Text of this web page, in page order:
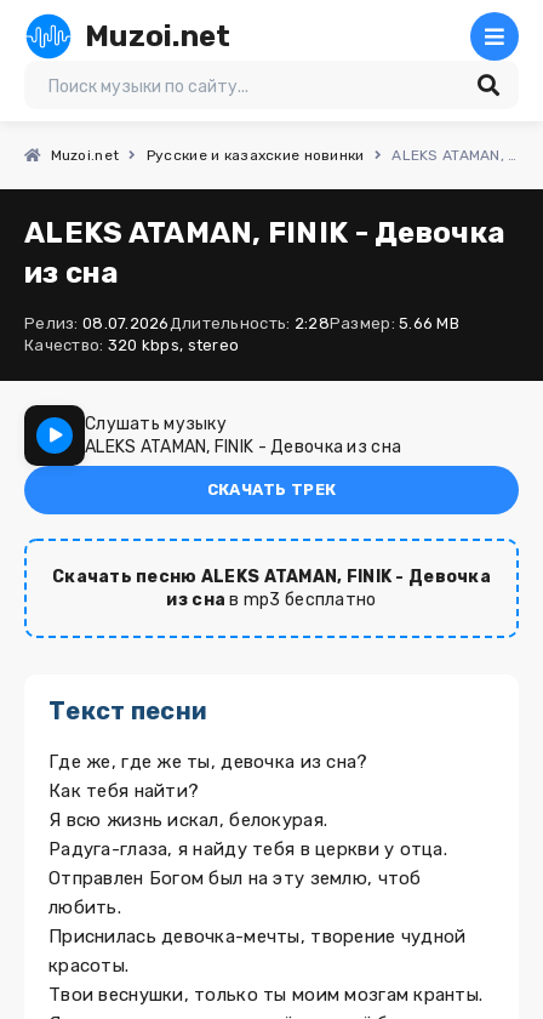
Muzoi.net
Muzoi.net Русские и казахские новинки ALEKS ATAMAN, FINIK - Девочка из сна
ALEKS ATAMAN, FINIK - Девочка
из сна
Релиз: 08.07.2026Длительность: 2:28Размер: 5.66 MB
Качество: 320 kbps, stereo
Слушать музыку
ALEKS ATAMAN, FINIK - Девочка из сна
СКАЧАТЬ ТРЕК
Скачать песню ALEKS ATAMAN, FINIK - Девочка
из сна в mp3 бесплатно
Текст песни
Где же, где же ты, девочка из сна?
Как тебя найти?
Я всю жизнь искал, белокурая.
Радуга-глаза, я найду тебя в церкви у отца.
Отправлен Богом был на эту землю, чтоб
любить.
Приснилась девочка-мечты, творение чудной
красоты.
Твои веснушки, только ты моим мозгам кранты.